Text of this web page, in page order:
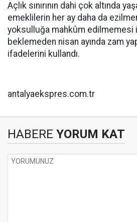
Açlık sınırının dahi çok altında
emeklilerin her ay daha da
yoksulluğa mahkûm edilmemesi
beklemeden nisan ayında zam
ifadelerini kullandı.
antalyaekspres.com.tr
HABERE YORUM KAT